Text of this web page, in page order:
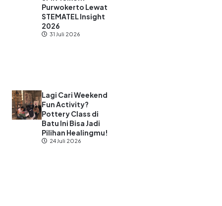
Purwokerto Lewat
STEMATEL Insight
2026
31 Juli 2026
Lagi Cari Weekend
Fun Activity?
Pottery Class di
Batu Ini Bisa Jadi
Pilihan Healingmu!
24 Juli 2026